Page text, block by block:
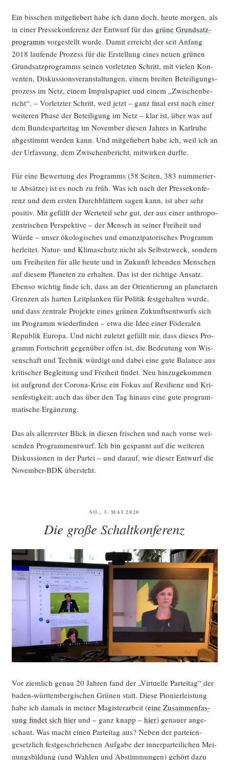
le­
gier­
ten­
kon­
fe­
renz
–
Abstim­
mungs­
ma­
ra­
thon
wer­
Ein biss­chen mit­ge­fie­bert habe ich dann doch, heu­te mor­gen, als
in einer Pres­se­kon­fe­renz der Ent­wurf für das grü­ne Grund­satz­
pro­gramm vor­ge­stellt wur­de. Damit erreicht der seit Anfang
2018 lau­fen­de Pro­zess für die Erstel­lung eines neu­en grü­nen
Grund­satz­pro­gramms sei­nen vor­letz­ten Schritt, mit vie­len Kon­
ven­ten, Dis­kus­si­ons­ver­an­stal­tun­gen, einem brei­ten Betei­li­gungs­
pro­zess im Netz, einem Impuls­pa­pier und einem „Zwi­schen­be­
richt“. – Vor­letz­ter Schritt, weil jetzt – ganz final erst nach einer
wei­te­ren Pha­se der Betei­li­gung im Netz – klar ist, über was auf
dem Bun­des­par­tei­tag im Novem­ber die­sen Jah­res in Karl­ru­he
abge­stimmt wer­den kann. Und mit­ge­fie­bert habe ich, weil ich an
der Urfas­sung, dem Zwi­schen­be­richt, mit­wir­ken durfte.
Für eine Bewer­tung des Pro­gramms (58 Sei­ten, 383 num­me­rier­
te Absät­ze) ist es noch zu früh. Was ich nach der Pres­se­kon­fe­
renz und dem ers­ten Durch­blät­tern sagen kann, ist aber sehr
posi­tiv. Mit gefällt der Wer­te­teil sehr gut, der aus einer anthro­po­
zen­tri­schen Per­spek­ti­ve – der Mensch in sei­ner Frei­heit und
Wür­de – unser öko­lo­gi­sches und eman­zi­pa­to­ri­sches Pro­gramm
her­lei­tet. Natur- und Kli­ma­schutz nicht als Selbst­zweck, son­dern
um Frei­hei­ten für alle heu­te und in Zukunft leben­den Men­schen
auf die­sem Pla­ne­ten zu erhal­ten. Das ist der rich­ti­ge Ansatz.
Eben­so wich­tig fin­de ich, dass an der Ori­en­tie­rung an pla­ne­ta­ren
Gren­zen als har­ten Leit­plan­ken für Poli­tik fest­ge­hal­ten wur­de,
und dass zen­tra­le Pro­jek­te eines grü­nen Zukunfts­ent­wurfs sich
im Pro­gramm wie­der­fin­den – etwa die Idee einer Föde­ra­len
Repu­blik Euro­pa. Und nicht zuletzt gefällt mir, dass die­ses Pro­
gramm Fort­schritt gegen­über offen ist, die Bedeu­tung von Wis­
sen­schaft und Tech­nik wür­digt und dabei eine gute Balan­ce aus
kri­ti­scher Beglei­tung und Frei­heit fin­det. Neu hin­zu­ge­kom­men
ist auf­grund der Coro­na-Kri­se ein Fokus auf Resi­li­enz und Kri­
sen­fes­tig­keit; auch das über den Tag hin­aus eine gute pro­gram­
ma­ti­sche Ergänzung.
Das als aller­ers­ter Blick in die­sen fri­schen und nach vor­ne wei­
sen­den Pro­gramm­ent­wurf. Ich bin gespannt auf die wei­te­ren
Dis­kus­sio­nen in der Par­tei – und dar­auf, wie die­ser Ent­wurf die
Novem­ber-BDK übersteht.
VERÖFFENTLICHT
SO., 3. MAI 2020
Die große Schaltkonferenz
Vor ziem­lich genau 20 Jah­ren fand der „Vir­tu­el­le Par­tei­tag“ der
baden-würt­tem­ber­gi­schen Grü­nen statt. Die­se Pio­nier­leis­tung
habe ich damals in mei­ner Magis­ter­ar­beit (eine Zusam­men­fas­
sung fin­det sich hierund – ganz knapp – hier) genau­er ange­
schaut. Was macht einen Par­tei­tag aus? Neben der par­tei­en­
gesetz­lich fest­ge­schrie­be­nen Auf­ga­be der inner­par­tei­li­chen Mei­
nungs­bil­dung (und Wah­len und Abstim­mun­gen) gehört dazu